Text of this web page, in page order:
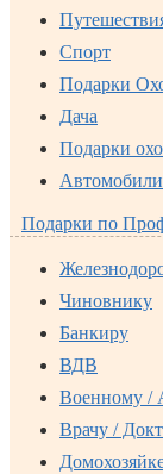
Спорт
Подарки
Дача
Подарки
Подарки по
Чиновнику
Банкиру
ВДВ
Военному /
Врачу /